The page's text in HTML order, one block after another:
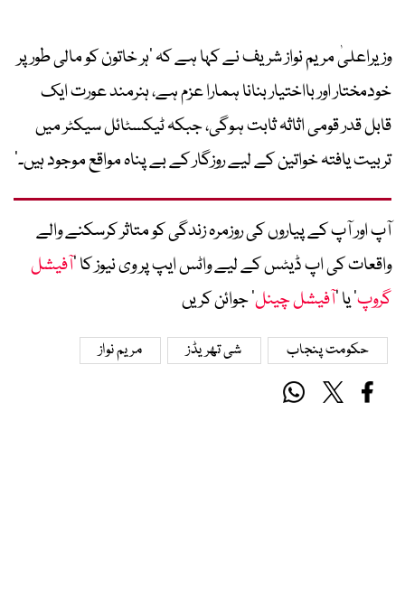
وزیراعلیٰ مریم نواز شریف نے کہا ہے کہ ‘ہر خاتون کو مالی طور پر
خودمختار اور بااختیار بنانا ہمارا عزم ہے، ہنرمند عورت ایک
قابل قدر قومی اثاثہ ثابت ہوگی، جبکہ ٹیکسٹائل سیکٹر میں
تربیت یافتہ خواتین کے لیے روزگار کے بے پناہ مواقع موجود ہیں۔’
آپ اور آپ کے پیاروں کی روزمرہ زندگی کو متاثر کرسکنے والے
واقعات کی اپ ڈیٹس کے لیے واٹس ایپ پر وی نیوز کا ’آفیشل
گروپ‘ یا ’آفیشل چینل‘ جوائن کریں
حکومت پنجاب شی تھریڈز مریم نواز